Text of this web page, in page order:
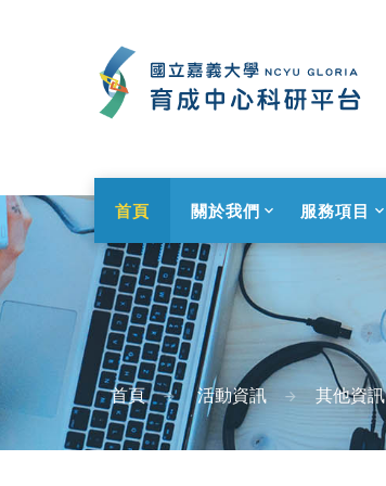
首頁 關於我們 服務項目
首頁 活動資訊 其他資訊